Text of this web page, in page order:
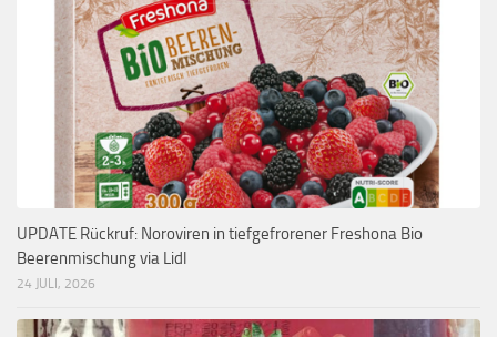
UPDATE Rückruf: Noroviren in tiefgefrorener Freshona Bio
Beerenmischung via Lidl
24 JULI, 2026